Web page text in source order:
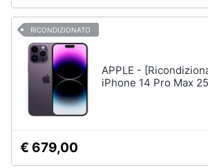
RICONDIZIONATO
APPLE -
iPhone 14 Pro Max
€ 679,00